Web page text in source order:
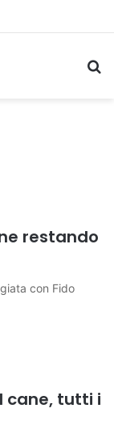
restando
con Fido
cane, tutti i